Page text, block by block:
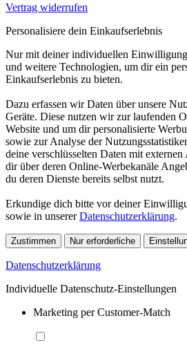
Vertrag widerrufen
Personalisiere dein Einkaufserlebnis
Nur mit deiner individuellen
und weitere Technologien, um dir ein
Einkaufserlebnis zu bieten.
Dazu erfassen wir Daten über unsere
Geräte. Diese nutzen wir zur laufenden
Website und um dir personalisierte
sowie zur Analyse der
deine verschlüsselten Daten mit
dir über deren Online-Werbekanäle
du deren Dienste bereits selbst nutzt.
Erkundige dich bitte vor deiner
sowie in unsererDatenschutzerklärung.
Zustimmen Nur erforderliche
Datenschutzerklärung
Individuelle Datenschutz-Einstellungen
Marketing per Customer-Match